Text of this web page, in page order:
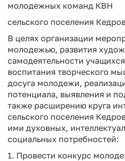
молодежных команд КВН
сельского поселения
В целях организации
молодежью, развития
самодеятельности
воспитания творческого
досуга молодежи,
потенциала, выявления и
также расширению круга
сельского поселения
ими духовных,
социальных потребностей:
1. Провести конкурс